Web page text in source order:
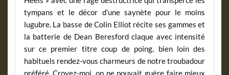
tympans et le décor d’une saynète pour le moins
lugubre. La basse de Colin Elliot récite ses gammes et
la batterie de Dean Beresford claque avec intensité
sur ce premier titre coup de poing, bien loin des
habituels rendez-vous charmeurs de notre troubadour